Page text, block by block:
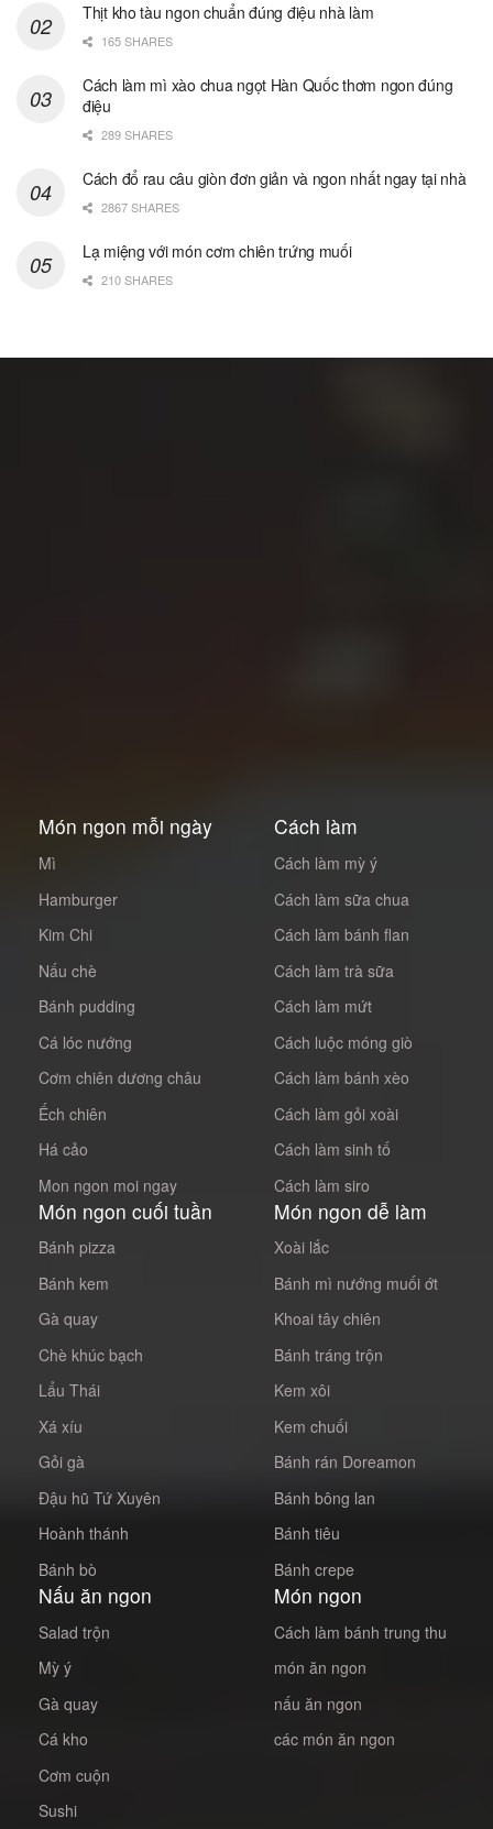
Thịt kho tàu ngon chuẩn đúng điệu nhà làm
165 SHARES
Cách làm mì xào chua ngọt Hàn Quốc thơm ngon đúng
điệu
289 SHARES
Cách đổ rau câu giòn đơn giản và ngon nhất ngay tại nhà
2867 SHARES
Lạ miệng với món cơm chiên trứng muối
210 SHARES
Món ngon mỗi ngày
Mì
Hamburger
Kim Chi
Nấu chè
Bánh pudding
Cá lóc nướng
Cơm chiên dương châu
Ếch chiên
Há cảo
Mon ngon moi ngay
Cách làm
Cách làm mỳ ý
Cách làm sữa chua
Cách làm bánh flan
Cách làm trà sữa
Cách làm mứt
Cách luộc móng giò
Cách làm bánh xèo
Cách làm gỏi xoài
Cách làm sinh tố
Cách làm siro
Món ngon cuối tuần
Bánh pizza
Bánh kem
Gà quay
Chè khúc bạch
Lẩu Thái
Xá xíu
Gỏi gà
Đậu hũ Tứ Xuyên
Hoành thánh
Bánh bò
Món ngon dễ làm
Xoài lắc
Bánh mì nướng muối ớt
Khoai tây chiên
Bánh tráng trộn
Kem xôi
Kem chuối
Bánh rán Doreamon
Bánh bông lan
Bánh tiêu
Bánh crepe
Nấu ăn ngon
Salad trộn
Mỳ ý
Gà quay
Cá kho
Cơm cuộn
Sushi
Món ngon
Cách làm bánh trung thu
món ăn ngon
nấu ăn ngon
các món ăn ngon